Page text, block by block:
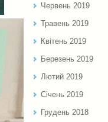
Червень 2019
Травень 2019
Квітень 2019
Березень 2019
Лютий 2019
Січень 2019
Грудень 2018